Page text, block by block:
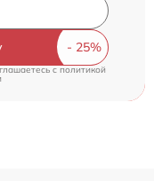
cполитикой